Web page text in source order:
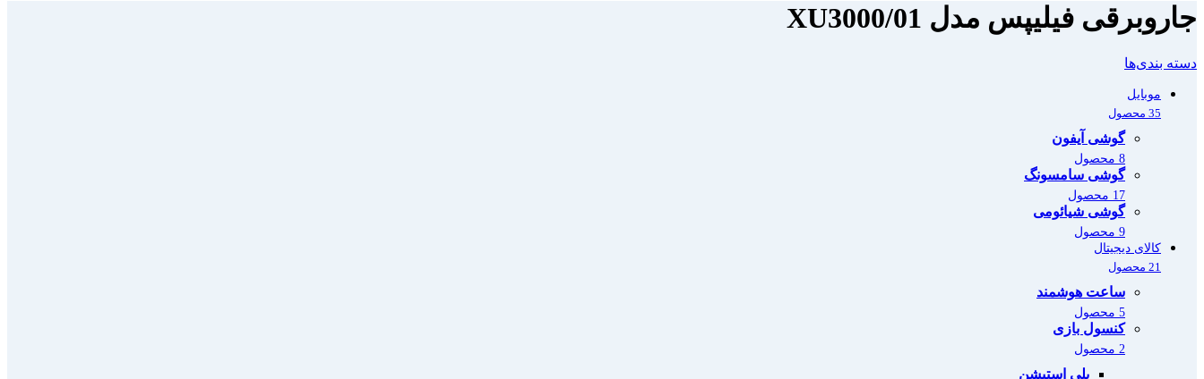
جاروبرقی فیلیپس مدل XU3000/01
دسته بندی‌ها
موبایل
35 محصول
گوشی آیفون
8 محصول
گوشی سامسونگ
17 محصول
گوشی شیائومی
9 محصول
کالای دیجیتال
21 محصول
ساعت هوشمند
5 محصول
کنسول بازی
2 محصول
پلی استیشن